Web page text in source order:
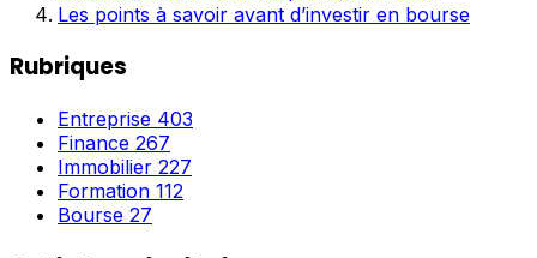
Les points à savoir avant d’investir en bourse
Rubriques
Entreprise 403
Finance 267
Immobilier 227
Formation 112
Bourse 27